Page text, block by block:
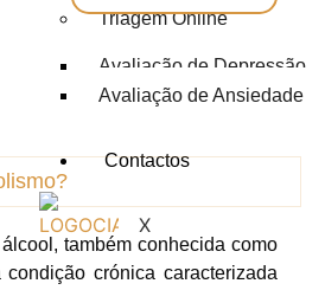
Triagem Online
Avaliação de Depressão
Avaliação de Ansiedade
Contactos
X
também conhecida como
crónica caracterizada